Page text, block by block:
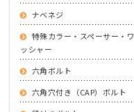
ナベネジ
特殊カラー・スペーサー・ワ
ッシャー
六角ボルト
六角穴付き（CAP）ボルト